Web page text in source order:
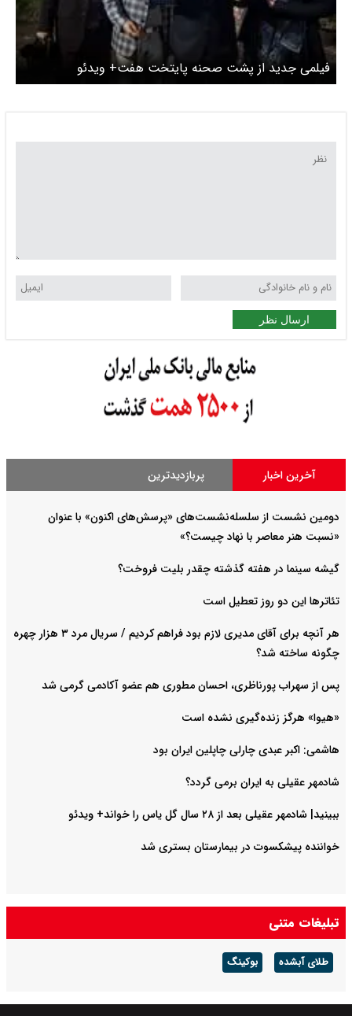
فیلمی جدید از پشت صحنه پایتخت هفت+ ویدئو
ارسال نظر
آخرین اخبار پربازدیدترین
دومین نشست از سلسله‌نشست‌های «پرسش‌های اکنون» با عنوان
«نسبت هنر معاصر با نهاد چیست؟»
گیشه سینما در هفته گذشته چقدر بلیت فروخت؟
تئاترها این دو روز تعطیل است
هر آنچه برای آقای مدیری لازم بود فراهم کردیم / سریال مرد ۳ هزار چهره
چگونه ساخته شد؟
پس از سهراب پورناظری، احسان مطوری هم عضو آکادمی گرمی شد
«هیوا» هرگز زنده‌گیری نشده است
هاشمی: اکبر عبدی چارلی چاپلین ایران بود
شادمهر عقیلی به ایران برمی گردد؟
ببینید| شادمهر عقیلی بعد از ۲۸ سال گل یاس را خواند+ ویدئو
خواننده پیشکسوت در بیمارستان بستری شد
تبلیغات متنی
طلای آبشده بوکینگ